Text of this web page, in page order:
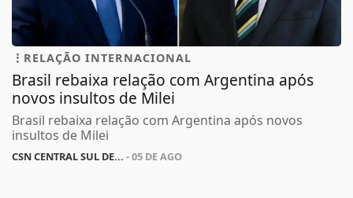
RELAÇÃO INTERNACIONAL
Brasil rebaixa relação com Argentina após
novos insultos de Milei
Brasil rebaixa relação com Argentina após novos
insultos de Milei
CSN CENTRAL SUL DE... - 05 DE AGO